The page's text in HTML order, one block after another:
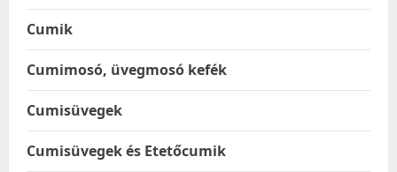
Cumik
Cumimosó, üvegmosó kefék
Cumisüvegek
Cumisüvegek és Etetőcumik